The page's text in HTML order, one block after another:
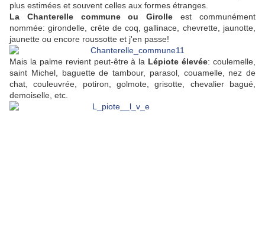
plus estimées et souvent celles aux formes étranges.
La Chanterelle commune ou Girolle est communément
nommée: girondelle, crête de coq, gallinace, chevrette, jaunotte,
jaunette ou encore roussotte et j'en passe!
Mais la palme revient peut-être à la Lépiote élevée: coulemelle,
saint Michel, baguette de tambour, parasol, couamelle, nez de
chat, couleuvrée, potiron, golmote, grisotte, chevalier bagué,
demoiselle, etc.